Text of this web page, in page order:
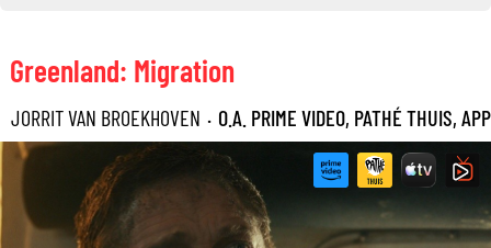
Greenland: Migration
JORRIT VAN BROEKHOVEN · O.A. PRIME VIDEO, PATHÉ THUIS,